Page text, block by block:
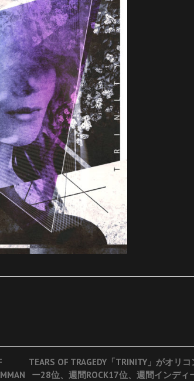
TEARS OF TRAGEDY「TRINITY」がオリ
ー28位、週間ROCK17位、週間インディ